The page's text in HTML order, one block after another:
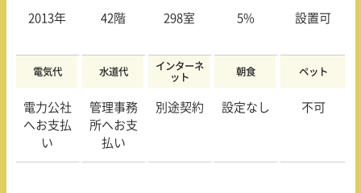
2013年 42階 298室 5% 設置可
電気代 水道代
インターネ
ット
朝食 ペット
電力公社
へお支払
い
管理事務
所へお支
払い
別途契約 設定なし 不可